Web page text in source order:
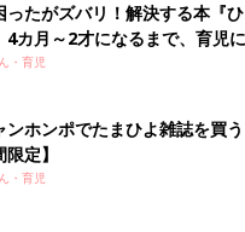
替え終わったあとくらいに声か
も裸ではないでしょうし」
せん。自分も『乳しまってか
。でも、誤解のないように後
ったがズバリ！解決する本『
カ月～2才になるまで、育児
！
・育児
ンホンポでたまひよ雑誌を買
定】
・育児